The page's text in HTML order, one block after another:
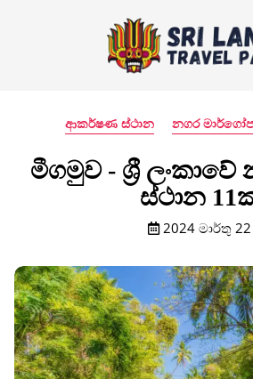
ආකර්ෂණ ස්ථාන නගර
මීගමුව - ශ්‍රී
ස්ථාන
2024 මාර්තු 22